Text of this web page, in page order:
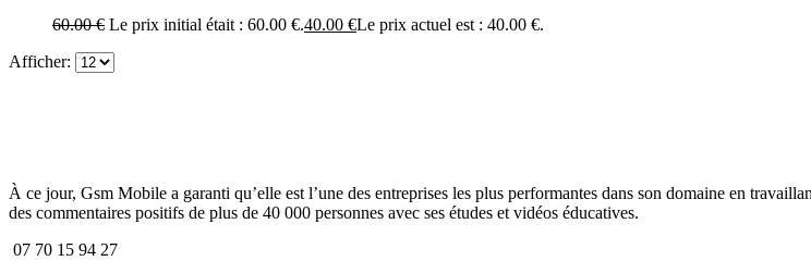
60.00€ Le prix initial était : 60.00 €.40.00 €Le prix actuel est : 40.00 €.
Afficher:
À ce jour, Gsm Mobile a garanti qu’elle est l’une des entreprises les plus performantes dans son domaine en
des commentaires positifs de plus de 40 000 personnes avec ses études et vidéos éducatives.
07 70 15 94 27